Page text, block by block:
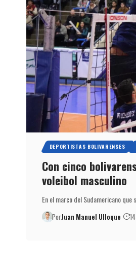
DEPORTISTAS BOLIVARENSES
Con cinco
voleibol masculino
En el marco del Sudamericano que
PorJuan Manuel Ulloque